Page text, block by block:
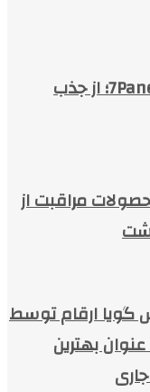
خدمات شبکه‌های اجتماعی 7Panel؛ از جذب
مراقبت از
گویا ارقام توسط
بهترین